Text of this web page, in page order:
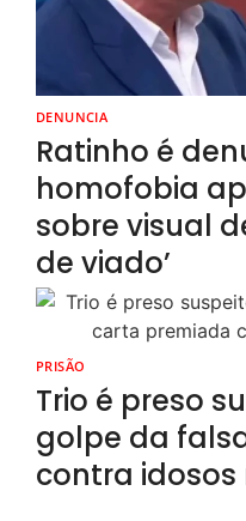
DENUNCIA
Ratinho é
homofobia
sobre visual
de viado’
PRISÃO
Trio é preso
golpe da
contra idosos